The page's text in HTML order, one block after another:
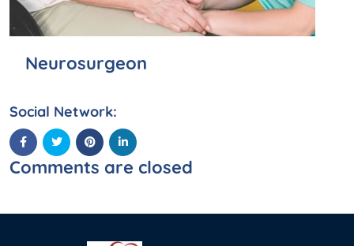
Neurosurgeon
Social Network:
Comments are closed